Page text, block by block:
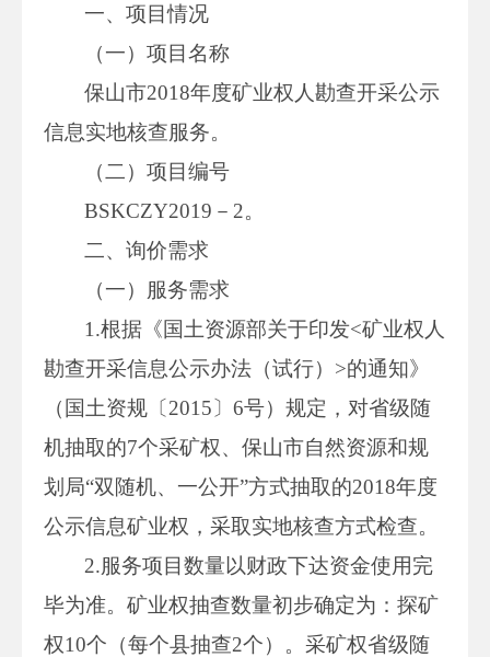
一、项目情况
（一）项目名称
保山市2018年度矿业权人勘查开采公示
信息实地核查服务。
（二）项目编号
BSKCZY2019－2。
二、询价需求
（一）服务需求
1.根据《国土资源部关于印发<矿业权人
勘查开采信息公示办法（试行）>的通知》
（国土资规〔2015〕6号）规定，对省级随
机抽取的7个采矿权、保山市自然资源和规
划局“双随机、一公开”方式抽取的2018年度
公示信息矿业权，采取实地核查方式检查。
2.服务项目数量以财政下达资金使用完
毕为准。矿业权抽查数量初步确定为：探矿
权10个（每个县抽查2个）。采矿权省级随